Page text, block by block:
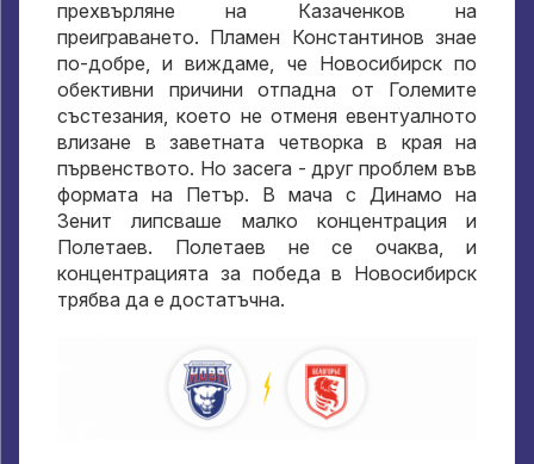
прехвърляне на Казаченков на
преиграването. Пламен Константинов знае
по-добре, и виждаме, че Новосибирск по
обективни причини отпадна от Големите
състезания, което не отменя евентуалното
влизане в заветната четворка в края на
първенството. Но засега - друг проблем във
формата на Петър. В мача с Динамо на
Зенит липсваше малко концентрация и
Полетаев. Полетаев не се очаква, и
концентрацията за победа в Новосибирск
трябва да е достатъчна.